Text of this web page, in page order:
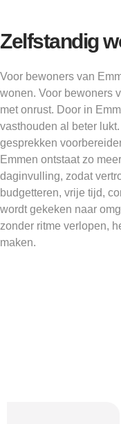
Zelfstandig
Voor bewoners van
wonen. Voor bewoners
met onrust. Door in
vasthouden al beter
gesprekken
Emmen ontstaat zo
daginvulling, zodat
budgetteren, vrije tijd,
wordt gekeken naar
zonder ritme verlopen,
maken.